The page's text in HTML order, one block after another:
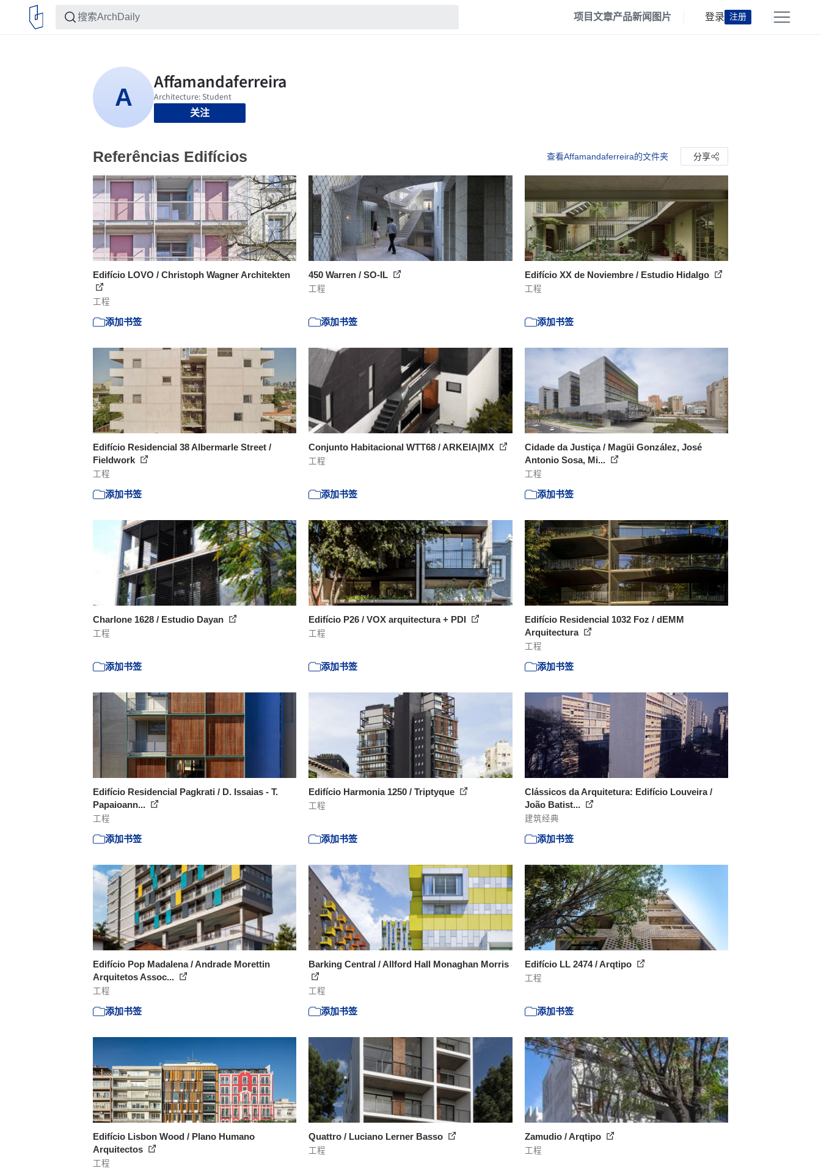
项目文章产品新闻 图片 登录 注册
关注
Referências Edifícios 查看Affamandaferreira的文件夹 分享
Edifício LOVO / Christoph Wagner Architekten
工程
添加书签
450 Warren / SO-IL
工程
添加书签
Edifício XX de Noviembre / Estudio Hidalgo
工程
添加书签
Edifício Residencial 38 Albermarle Street /
Fieldwork
工程
添加书签
Conjunto Habitacional WTT68 / ARKEIA|MX
工程
添加书签
Cidade da Justiça / Magüi González, José
Antonio Sosa, Mi...
工程
添加书签
Charlone 1628 / Estudio Dayan
工程
添加书签
Edifício P26 / VOX arquitectura + PDI
工程
添加书签
Edifício Residencial 1032 Foz / dEMM
Arquitectura
工程
添加书签
Edifício Residencial Pagkrati / D. Issaias - T.
Papaioann...
工程
添加书签
Edifício Harmonia 1250 / Triptyque
工程
添加书签
Clássicos da Arquitetura: Edifício Louveira /
João Batist...
建筑经典
添加书签
Edifício Pop Madalena / Andrade Morettin
Arquitetos Assoc...
工程
添加书签
Barking Central / Allford Hall Monaghan Morris
工程
添加书签
Edifício LL 2474 / Arqtipo
工程
添加书签
Edifício Lisbon Wood / Plano Humano
Arquitectos
工程
Quattro / Luciano Lerner Basso
工程
Zamudio / Arqtipo
工程